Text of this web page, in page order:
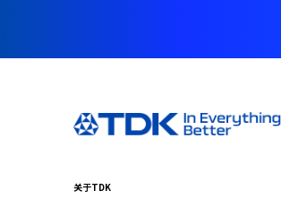
关于TDK